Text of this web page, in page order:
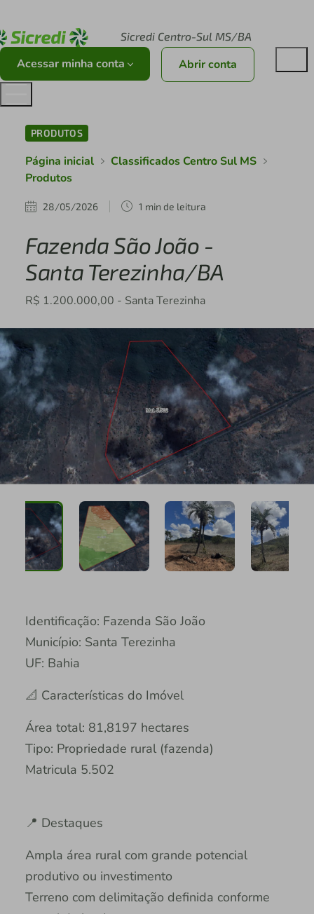
Sicredi Centro-Sul MS/BA
Acessar minha conta Abrir conta
PRODUTOS
Página inicial
Classificados Centro Sul MS
Produtos
28/05/2026 1 min de leitura
Fazenda São João -
Santa Terezinha/BA
R$ 1.200.000,00 - Santa Terezinha
Identificação: Fazenda São João
Município: Santa Terezinha
UF: Bahia
📐 Características do Imóvel
Área total: 81,8197 hectares
Tipo: Propriedade rural (fazenda)
Matricula 5.502
📍 Destaques
Ampla área rural com grande potencial
produtivo ou investimento
Terreno com delimitação definida conforme